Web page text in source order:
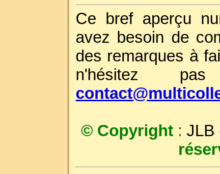
Ce bref aperçu
avez besoin de
des remarques à
n'hésitez
© Copyright : JLB